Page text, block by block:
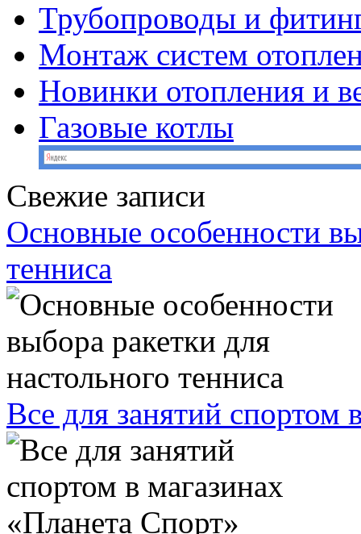
Трубопроводы и
Монтаж систем
Новинки отопления и
Газовые котлы
Свежие записи
Основные особенности
тенниса
Все для занятий спортом